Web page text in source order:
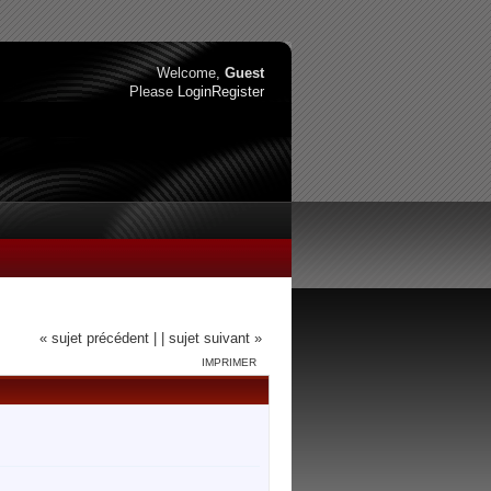
Welcome, Guest
Please LoginRegister
« sujet précédent | | sujet suivant »
IMPRIMER